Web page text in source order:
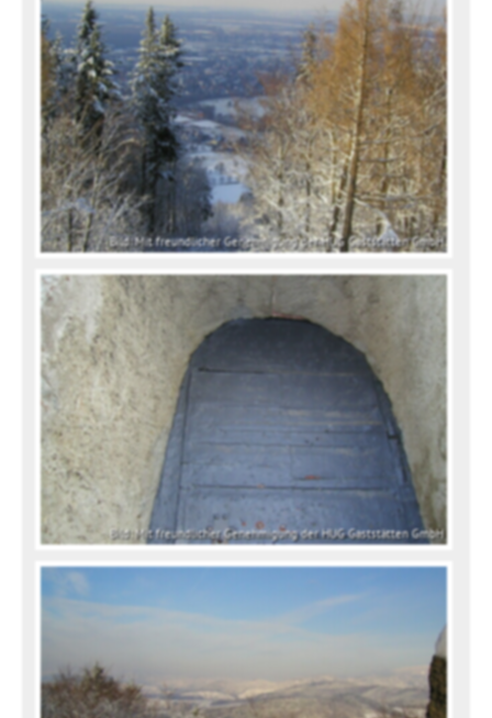
Bild: Mit freundlicher Genehmigung der HUG Gaststätten GmbH
Bild: Mit freundlicher Genehmigung der HUG Gaststätten GmbH